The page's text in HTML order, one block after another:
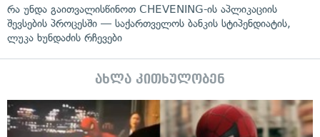
რა უნდა გაითვალისწინოთ CHEVENING-ის აპლიკაციის
შევსების პროცესში — საქართველოს ბანკის სტიპენდიატის,
ლუკა ხუნდაძის რჩევები
ახლა კითხულობენ